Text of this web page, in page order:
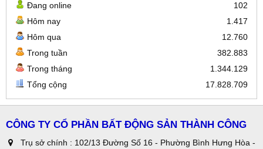
Đang online
102
Hôm nay
1.417
Hôm qua
12.760
Trong tuần
382.883
Trong tháng
1.344.129
Tổng cộng
17.828.709
CÔNG TY CỔ PHẦN BẤT ĐỘNG SẢN THÀNH CÔNG
Trụ sở chính : 102/13 Đường Số 16 - Phường Bình Hưng Hòa -